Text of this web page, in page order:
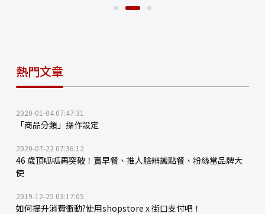
熱門文章
2020-01-04 07:47:31
「商品分類」操作設定
2020-07-22 07:36:12
46 歲頂呱呱再突破！賣早餐、推人臉辨識點餐、粉絲當品牌大
使
2019-12-25 03:17:05
如何提升消費衝動?使用shopstore x 街口支付吧！